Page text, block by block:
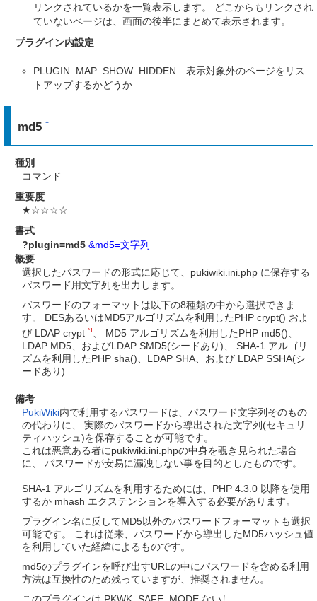
リンクされているかを一覧表示します。 どこからもリンクされ
ていないページは、画面の後半にまとめて表示されます。
プラグイン内設定
PLUGIN_MAP_SHOW_HIDDEN 表示対象外のページをリス
トアップするかどうか
md5†
種別
コマンド
重要度
★☆☆☆☆
書式
?plugin=md5 &md5=文字列
概要
選択したパスワードの形式に応じて、pukiwiki.ini.php に保存する
パスワード用文字列を出力します。
パスワードのフォーマットは以下の8種類の中から選択できま
す。 DESあるいはMD5アルゴリズムを利用したPHP crypt() およ
び LDAP crypt *1、 MD5 アルゴリズムを利用したPHP md5()、
LDAP MD5、およびLDAP SMD5(シードあり)、 SHA-1 アルゴリ
ズムを利用したPHP sha()、LDAP SHA、および LDAP SSHA(シ
ードあり)
備考
PukiWiki内で利用するパスワードは、パスワード文字列そのもの
の代わりに、 実際のパスワードから導出された文字列(セキュリ
ティハッシュ)を保存することが可能です。
これは悪意ある者にpukiwiki.ini.phpの中身を覗き見られた場合
に、 パスワードが安易に漏洩しない事を目的としたものです。
SHA-1 アルゴリズムを利用するためには、PHP 4.3.0 以降を使用
するか mhash エクステンションを導入する必要があります。
プラグイン名に反してMD5以外のパスワードフォーマットも選択
可能です。 これは従来、パスワードから導出したMD5ハッシュ値
を利用していた経緯によるものです。
md5のプラグインを呼び出すURLの中にパスワードを含める利用
方法は互換性のため残っていますが、推奨されません。
このプラグインは PKWK_SAFE_MODE ないし